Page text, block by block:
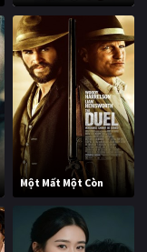
Một Mất Một Còn